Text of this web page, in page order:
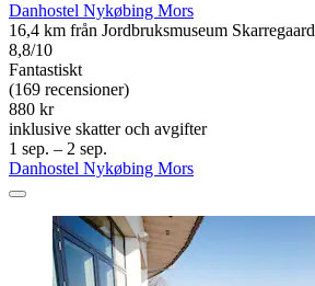
Danhostel Nykøbing Mors
16,4 km från Jordbruksmuseum Skarregaard
8,8/10
Fantastiskt
(169 recensioner)
880 kr
inklusive skatter och avgifter
1 sep. – 2 sep.
Danhostel Nykøbing Mors